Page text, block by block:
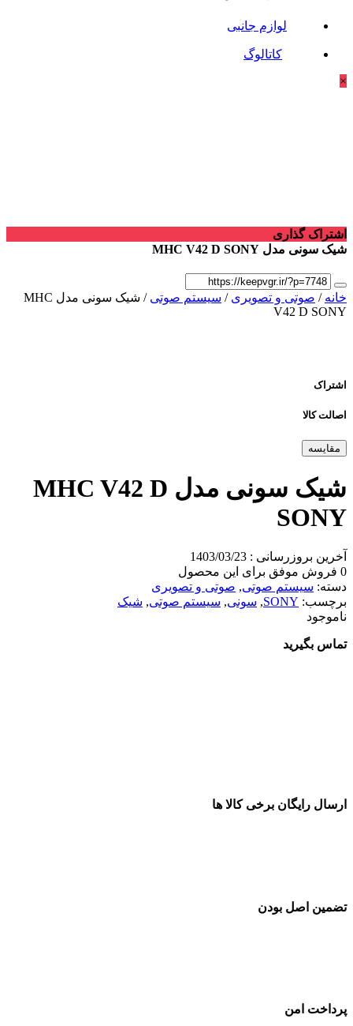
لوازم جانبی
کاتالوگ
×
اشتراک گذاری
شیک سونی مدل MHC V42 D SONY
خانه / صوتی و تصویری / سیستم صوتی
/ شیک سونی مدل MHC
V42 D SONY
اشتراک
اصالت کالا
مقایسه
شیک سونی مدل MHC V42 D
SONY
آخرین بروزرسانی : 1403/03/23
0 فروش موفق برای این محصول
دسته: سیستم صوتی, صوتی و تصویری
برچسب: SONY
, سونی, سیستم صوتی, شیک
ناموجود
تماس بگیرید
ارسال رایگان برخی کالا ها
تضمین اصل بودن
پرداخت امن